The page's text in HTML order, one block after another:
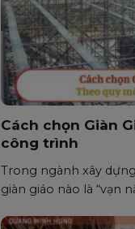
Cách chọn Giàn
công trình
Trong ngành xây
giàn giáo nào là “vạn